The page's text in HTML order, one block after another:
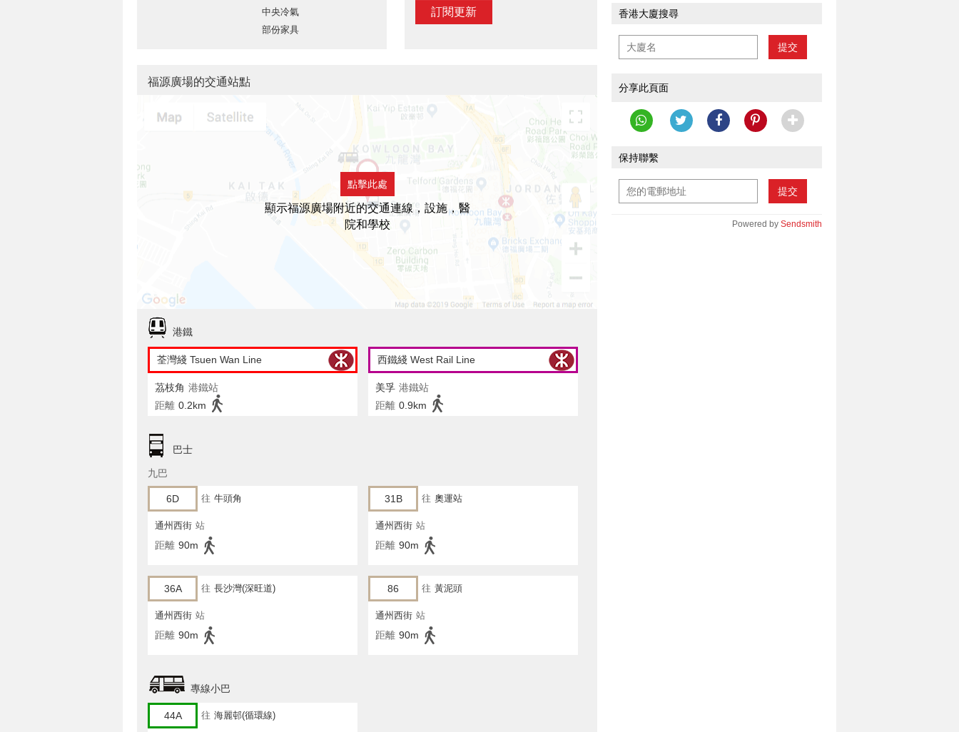
中央冷氣
部份家具
訂閱更新 香港大廈搜尋
提交
分享此頁面
保持聯繫
提交
Powered by Sendsmith
福源廣場的交通站點
點擊此處
顯示福源廣場附近的交通連線，設施，醫
院和學校
港鐵
荃灣綫 Tsuen Wan Line
茘枝角 港鐵站
距離 0.2km
西鐵綫 West Rail Line
美孚 港鐵站
距離 0.9km
巴士
九巴
6D 往 牛頭角
通州西街 站
距離 90m
31B 往 奧運站
通州西街 站
距離 90m
36A 往 長沙灣(深旺道)
通州西街 站
距離 90m
86 往 黃泥頭
通州西街 站
距離 90m
專線小巴
44A 往 海麗邨(循環線)